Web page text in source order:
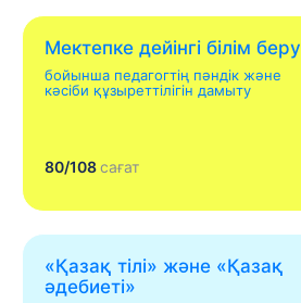
Мектепке дейінгі білім беру
бойынша педагогтің пәндік және
кәсіби құзыреттілігін дамыту
80/108сағат
«Қазақ тілі» жəне «Қазақ
əдебиеті»